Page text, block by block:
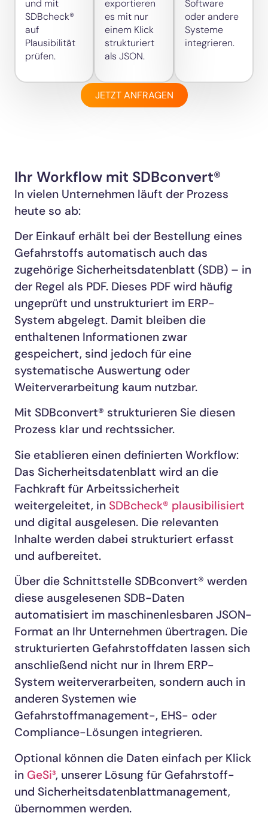
und mit
SDBcheck®
auf
Plausibilität
prüfen.
exportieren
es mit nur
einem Klick
strukturiert
als JSON.
Software
oder andere
Systeme
integrieren.
JETZT ANFRAGEN
Ihr Workflow mit SDBconvert®
In vielen Unternehmen läuft der Prozess
heute so ab:
Der Einkauf erhält bei der Bestellung eines
Gefahrstoffs automatisch auch das
zugehörige Sicherheitsdatenblatt (SDB) – in
der Regel als PDF. Dieses PDF wird häufig
ungeprüft und unstrukturiert im ERP-
System abgelegt. Damit bleiben die
enthaltenen Informationen zwar
gespeichert, sind jedoch für eine
systematische Auswertung oder
Weiterverarbeitung kaum nutzbar.
Mit SDBconvert® strukturieren Sie diesen
Prozess klar und rechtssicher.
Sie etablieren einen definierten Workflow:
Das Sicherheitsdatenblatt wird an die
Fachkraft für Arbeitssicherheit
weitergeleitet, in SDBcheck® plausibilisiert
und digital ausgelesen. Die relevanten
Inhalte werden dabei strukturiert erfasst
und aufbereitet.
Über die Schnittstelle SDBconvert® werden
diese ausgelesenen SDB-Daten
automatisiert im maschinenlesbaren JSON-
Format an Ihr Unternehmen übertragen. Die
strukturierten Gefahrstoffdaten lassen sich
anschließend nicht nur in Ihrem ERP-
System weiterverarbeiten, sondern auch in
anderen Systemen wie
Gefahrstoffmanagement-, EHS- oder
Compliance-Lösungen integrieren.
Optional können die Daten einfach per Klick
in GeSi³, unserer Lösung für Gefahrstoff-
und Sicherheitsdatenblattmanagement,
übernommen werden.